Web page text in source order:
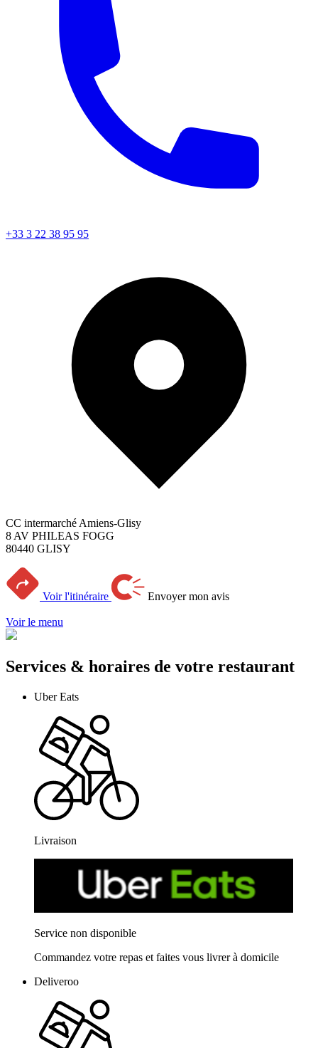
+33 3 22 38 95 95
CC intermarché Amiens-Glisy
8 AV PHILEAS FOGG
80440 GLISY
Voir l'itinéraire Envoyer mon avis
Voir le menu
Services & horaires de votre restaurant
Uber Eats
Livraison
Service non disponible
Commandez votre repas et faites vous livrer à domicile
Deliveroo